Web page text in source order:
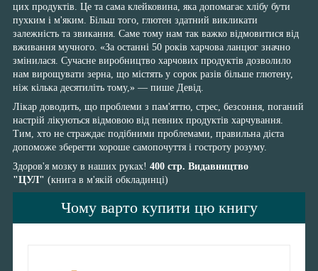
цих продуктів. Це та сама клейковина, яка допомагає хлібу бути
пухким і м'яким. Більш того, глютен здатний викликати
залежність та звикання. Саме тому нам так важко відмовитися від
вживання мучного. «За останні 50 років харчова ланцюг значно
змінилася. Сучасне виробництво харчових продуктів дозволило
нам вирощувати зерна, що містять у сорок разів більше глютену,
ніж кілька десятиліть тому,» — пише Девід.
Лікар доводить, що проблеми з пам'яттю, стрес, безсоння, поганий
настрій лікуються відмовою від певних продуктів харчування.
Тим, хто не страждає подібними проблемами, правильна дієта
допоможе зберегти хороше самопочуття і гостроту розуму.
Здоров'я мозку в наших руках! 400 стр. Видавництво
"ЦУЛ" (книга в м'якій обкладинці)
Чому варто купити цю книгу